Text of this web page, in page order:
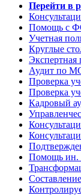
Перейти в
Помощь с
Учетная
Круглые
Экспертная
Аудит по
Проверка
Проверка
Кадровый
Помощь ин.